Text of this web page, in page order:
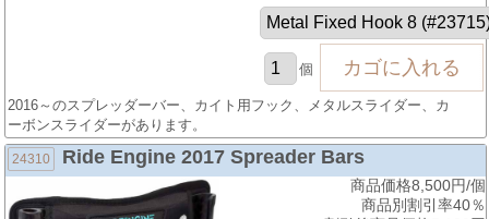
個
2016～のスプレッダーバー、カイト用フック、メタルスライダー、カ
ーボンスライダーがあります。
24310 Ride Engine 2017 Spreader Bars
商品価格8,500円/個
商品別割引率40％